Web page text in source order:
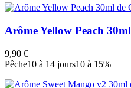
Arôme Yellow Peach 30ml
9,90 €
Pêche10 à 14 jours10 à 15%